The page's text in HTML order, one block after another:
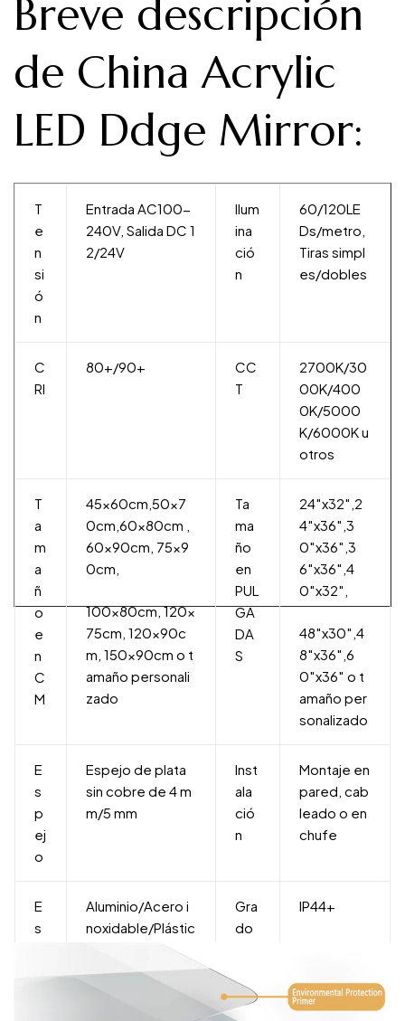
Breve descripción
de China Acrylic
LED Ddge Mirror:
T
e
n
si
ó
n
Entrada AC100-
240V, Salida DC 1
2/24V
Ilum
ina
ció
n
60/120LE
Ds/metro,
Tiras simpl
es/dobles
C
RI
80+/90+
CC
T
2700K/30
00K/400
0K/5000
K/6000K u
otros
T
a
m
a
ñ
o
e
n
C
M
45x60cm,50x7
0cm,60x80cm ,
60x90cm, 75x9
0cm,
100x80cm, 120x
75cm, 120x90c
m, 150x90cm o t
amaño personali
zado
Ta
ma
ño
en
PUL
GA
DA
S
24″x32″,2
4″x36″,3
0″x36″,3
6″x36″,4
0″x32″,
48″x30″,4
8″x36″,6
0″x36″ o t
amaño per
sonalizado
E
s
p
ej
o
Espejo de plata
sin cobre de 4 m
m/5 mm
Inst
ala
ció
n
Montaje en
pared, cab
leado o en
chufe
E
s
Aluminio/Acero i
noxidable/Plástic
Gra
do
er
IP44+